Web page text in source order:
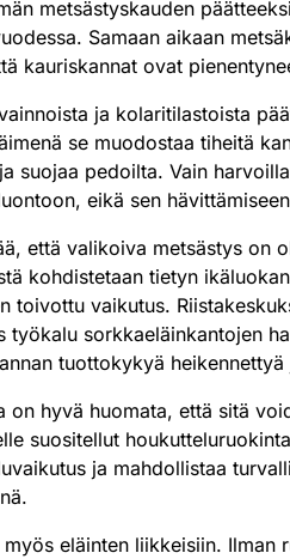
metsästyskauden
Samaan aikaan
kauriskannat ovat
ja kolaritilastoista
se muodostaa tiheitä
suojaa pedoilta. Vain
eikä sen
että valikoiva metsästys on
kohdistetaan tietyn
toivottu vaikutus.
työkalu sorkkaeläinkantojen
tuottokykyä
on hyvä huomata, että sitä
suositellut
ja mahdollistaa
eläinten liikkeisiin.